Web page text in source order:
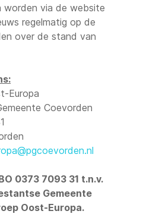
worden via de website
regelmatig op de
over de stand van
Europa
Coevorden
0373 7093 31 t.n.v.
Gemeente
Oost-Europa.